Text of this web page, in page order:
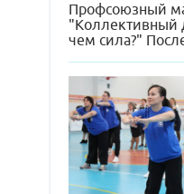
Профсоюзный
"Коллективный
чем сила?"